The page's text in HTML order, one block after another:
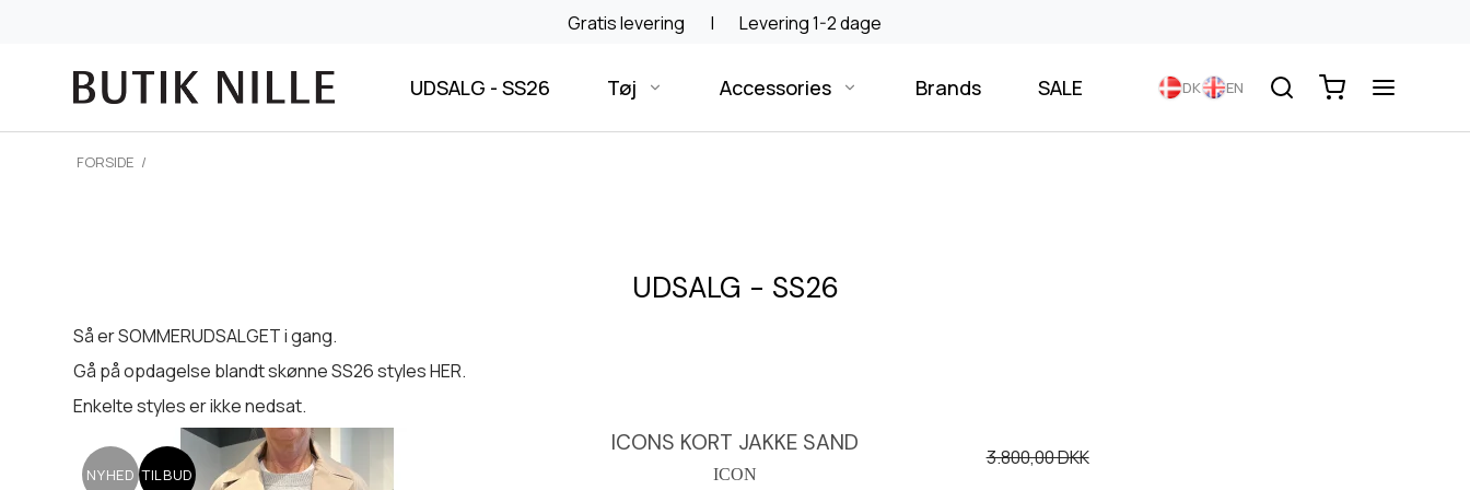
Gratis levering | Levering 1-2 dage
UDSALG - SS26 Tøj Accessories Brands SALE DK EN
FORSIDE /
UDSALG - SS26
Så er SOMMERUDSALGET i gang.
Gå på opdagelse blandt skønne SS26 styles HER.
Enkelte styles er ikke nedsat.
NYHED TILBUD
ICONS KORT JAKKE SAND
ICON
3.800,00 DKK